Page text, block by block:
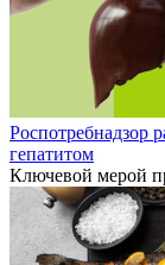
Роспотребнадзор
гепатитом
Ключевой мерой